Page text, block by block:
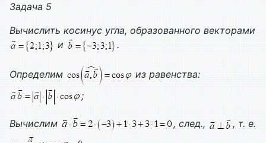
Задача 5
Вычислить косинус угла, образованного векторами
и
.
Определим
из равенства:
;
Вычислим , след.,
, т. е.